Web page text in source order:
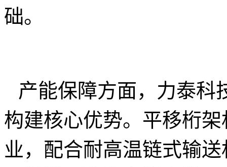
础。
产能保障方面，力泰科
构建核心优势。平移桁
业，配合耐高温链式输